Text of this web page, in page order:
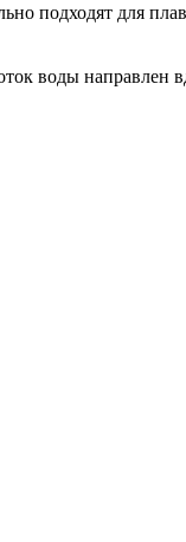
подходят для
воды направлен